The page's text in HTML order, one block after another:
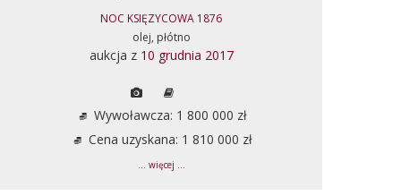
NOC KSIĘZYCOWA 1876
olej, płótno
aukcja z 10 grudnia 2017
Wywoławcza: 1 800 000 zł
Cena uzyskana: 1 810 000 zł
... więcej ...